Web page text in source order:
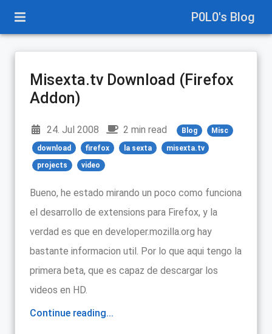
P0L0's Blog
Misexta.tv Download (Firefox
Addon)
24. Jul 2008 2 min read Blog Misc
download firefox la sexta misexta.tv
projects video
Bueno, he estado mirando un poco como funciona
el desarrollo de extensions para Firefox, y la
verdad es que en developer.mozilla.org hay
bastante informacion util. Por lo que aqui tengo la
primera beta, que es capaz de descargar los
videos en HD.
Continue reading...